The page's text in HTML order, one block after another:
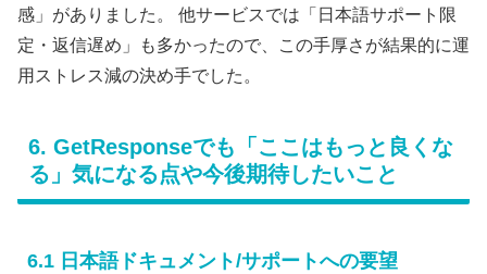
感」がありました。 他サービスでは「日本語サポート限
定・返信遅め」も多かったので、この手厚さが結果的に運
用ストレス減の決め手でした。
6. GetResponseでも「ここはもっと良くな
る」気になる点や今後期待したいこと
6.1 日本語ドキュメント/サポートへの要望